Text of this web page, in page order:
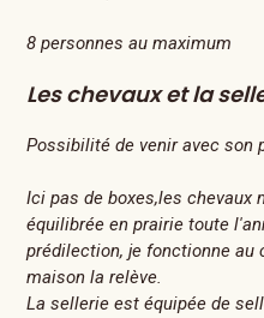
8 personnes au maximum
Les chevaux et la
Possibilité de venir avec son
Ici pas de boxes,les chevaux
équilibrée en prairie toute
prédilection, je fonctionne
maison la relève.
La sellerie est équipée de